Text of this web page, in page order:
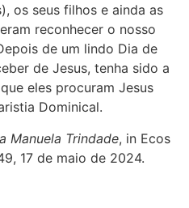
os seus filhos e ainda as
reconhecer o nosso
de um lindo Dia de
de Jesus, tenha sido a
eles procuram Jesus
Dominical.
Manuela Trindade, in Ecos
17 de maio de 2024.